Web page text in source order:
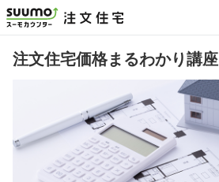
注文住宅価格まるわかり講座